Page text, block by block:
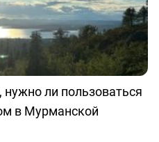
ли пользоваться
в Мурманской